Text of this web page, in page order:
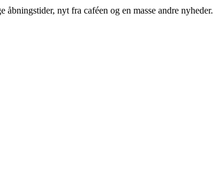
nyt fra caféen og en masse andre nyheder.